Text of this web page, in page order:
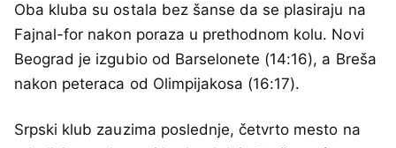
Oba kluba su ostala bez šanse da se plasiraju na
Fajnal-for nakon poraza u prethodnom kolu. Novi
Beograd je izgubio od Barselonete (14:16), a Breša
nakon peteraca od Olimpijakosa (16:17).
Srpski klub zauzima poslednje, četvrto mesto na